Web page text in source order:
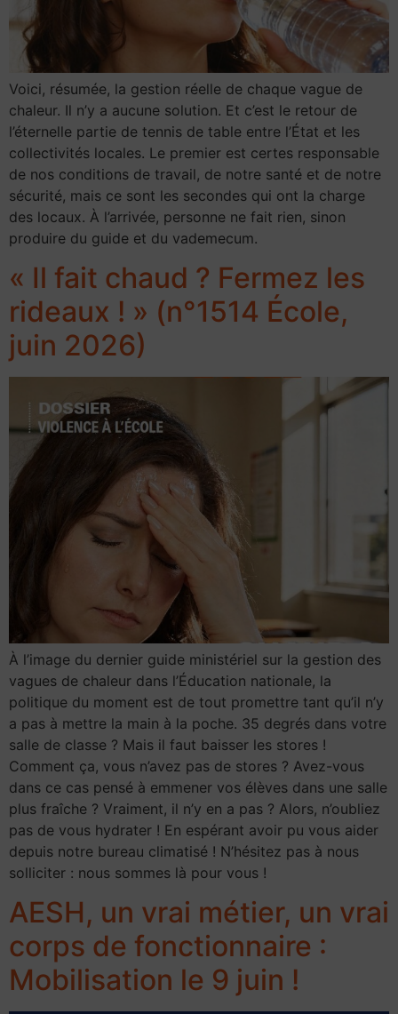
Voici, résumée, la gestion réelle de chaque vague de
chaleur. Il n’y a aucune solution. Et c’est le retour de
l’éternelle partie de tennis de table entre l’État et les
collectivités locales. Le premier est certes responsable
de nos conditions de travail, de notre santé et de notre
sécurité, mais ce sont les secondes qui ont la charge
des locaux. À l’arrivée, personne ne fait rien, sinon
produire du guide et du vademecum.
« Il fait chaud ? Fermez les
rideaux ! » (n°1514 École,
juin 2026)
À l’image du dernier guide ministériel sur la gestion des
vagues de chaleur dans l’Éducation nationale, la
politique du moment est de tout promettre tant qu’il n’y
a pas à mettre la main à la poche. 35 degrés dans votre
salle de classe ? Mais il faut baisser les stores !
Comment ça, vous n’avez pas de stores ? Avez-vous
dans ce cas pensé à emmener vos élèves dans une salle
plus fraîche ? Vraiment, il n’y en a pas ? Alors, n’oubliez
pas de vous hydrater ! En espérant avoir pu vous aider
depuis notre bureau climatisé ! N’hésitez pas à nous
solliciter : nous sommes là pour vous !
AESH, un vrai métier, un vrai
corps de fonctionnaire :
Mobilisation le 9 juin !